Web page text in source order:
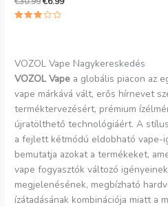
VOZOL Vape Nagykereskedés
VOZOL Vape a globális piacon az
vape márkává vált, erős hírnevet
terméktervezésért, prémium
újratölthető technológiáért. A
a fejlett kétmódú eldobható vape-
bemutatja azokat a termékeket,
vape fogyasztók változó
megjelenésének, megbízható
ízátadásának kombinációja miatt a